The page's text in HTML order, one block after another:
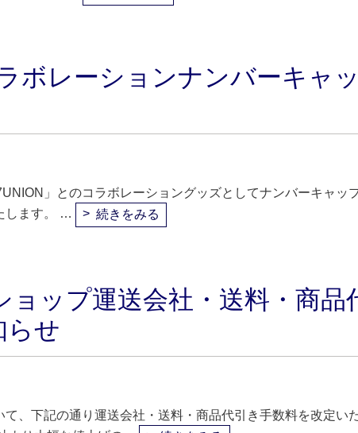
ボレーションナンバーキャ
」とのコラボレーショングッズとしてナンバーキャッ
します。 …
続きをみる
ップ運送会社・送料・商品
らせ
、下記の通り運送会社・送料・商品代引き手数料を改定い